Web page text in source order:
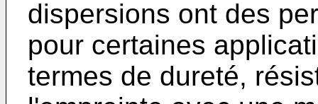
dispersions ont des
pour certaines
termes de dureté,